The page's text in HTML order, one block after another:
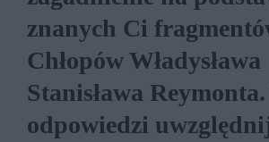
znanych Ci
Chłopów Władysława
Stanisława
odpowiedzi